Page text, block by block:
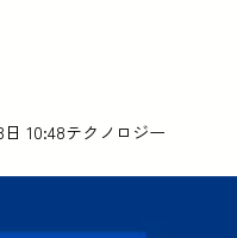
日 10:48テクノロジー